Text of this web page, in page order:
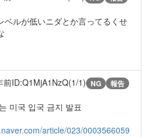
ベルが低いニダとか言ってるくせ
前ID:Q1MjA1NzQ(1/1) NG 報告
미국 입국 금지 발표
article/023/0003566059